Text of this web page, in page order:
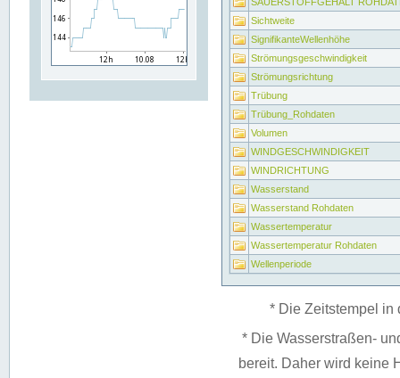
Sichtweite
SignifikanteWellenhöhe
Strömungsgeschwindigkeit
Strömungsrichtung
Trübung
Trübung_Rohdaten
Volumen
WINDGESCHWINDIGKEIT
WINDRICHTUNG
Wasserstand
Wasserstand Rohdaten
Wassertemperatur
Wassertemperatur Rohdaten
Wellenperiode
* Die Zeitstempel in
* Die Wasserstraßen-
bereit. Daher wird keine